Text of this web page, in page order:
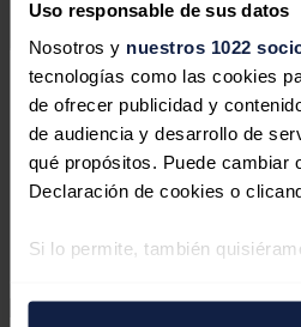
Uso responsable de sus datos
Nosotros y nuestros 1022
tecnologías como las cookies
de ofrecer publicidad y
de audiencia y desarrollo de
qué propósitos. Puede cambiar
Declaración de cookies o
Si lo permite, también
Enviar comentario
Síguenos en redes sociales